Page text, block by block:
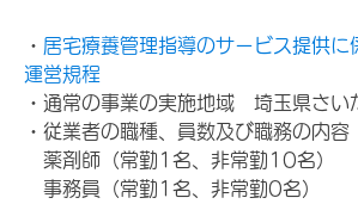
・ 居宅療養管理指導のサービス提供に
運営規程
・通常の事業の実施地域 埼玉県さい
・従業者の職種、員数及び職務の内容
薬剤師（常勤1名、非常勤10名）
事務員（常勤1名、非常勤0名）